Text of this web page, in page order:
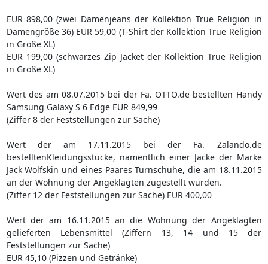
EUR 898,00 (zwei Damenjeans der Kollektion True Religion in
Damengröße 36) EUR 59,00 (T-Shirt der Kollektion True Religion
in Größe XL)
EUR 199,00 (schwarzes Zip Jacket der Kollektion True Religion
in Größe XL)
Wert des am 08.07.2015 bei der Fa. OTTO.de bestellten Handy
Samsung Galaxy S 6 Edge EUR 849,99
(Ziffer 8 der Feststellungen zur Sache)
Wert der am 17.11.2015 bei der Fa. Zalando.de
bestelltenKleidungsstücke, namentlich einer Jacke der Marke
Jack Wolfskin und eines Paares Turnschuhe, die am 18.11.2015
an der Wohnung der Angeklagten zugestellt wurden.
(Ziffer 12 der Feststellungen zur Sache) EUR 400,00
Wert der am 16.11.2015 an die Wohnung der Angeklagten
gelieferten Lebensmittel (Ziffern 13, 14 und 15 der
Feststellungen zur Sache)
EUR 45,10 (Pizzen und Getränke)